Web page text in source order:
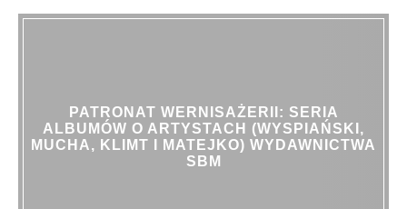
PATRONAT WERNISAŻERII: SERIA
ALBUMÓW O ARTYSTACH (WYSPIAŃSKI,
MUCHA, KLIMT I MATEJKO) WYDAWNICTWA
SBM